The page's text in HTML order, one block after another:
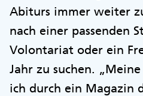
Abiturs immer weiter
nach einer passenden
Volontariat oder ein
Jahr zu suchen.
ich durch ein Magazin